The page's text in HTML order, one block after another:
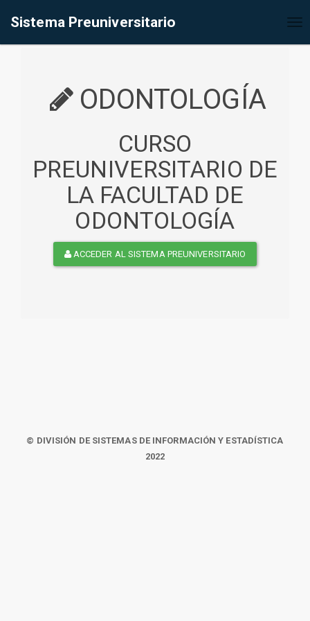
Sistema Preuniversitario
ODONTOLOGÍA
CURSO
PREUNIVERSITARIO DE
LA FACULTAD DE
ODONTOLOGÍA
ACCEDER AL SISTEMA PREUNIVERSITARIO
© DIVISIÓN DE SISTEMAS DE INFORMACIÓN Y ESTADÍSTICA
2022